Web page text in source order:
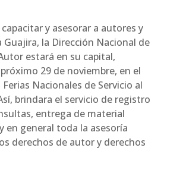
y asesorar a autores y
Guajira, la Dirección Nacional de
estará en su capital,
29 de noviembre, en el
Nacionales de Servicio al
brindara el servicio de registro
entrega de material
en general toda la asesoría
derechos de autor y derechos